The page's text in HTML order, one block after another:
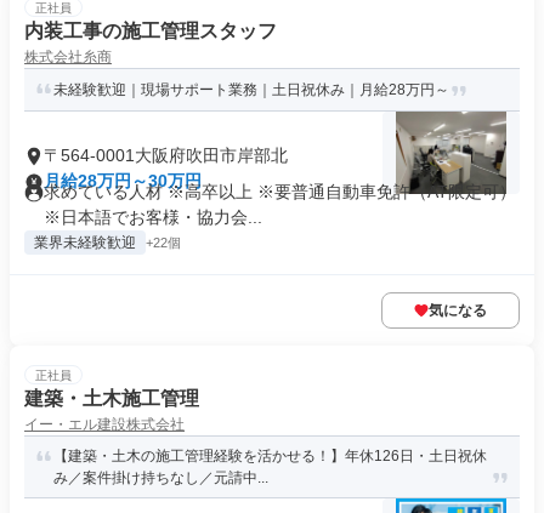
正社員
内装工事の施工管理スタッフ
株式会社糸商
未経験歓迎｜現場サポート業務｜土日祝休み｜月給28万円～
〒564-0001大阪府吹田市岸部北
月給28万円～30万円
求めている人材 ※高卒以上 ※要普通自動車免許（AT限定可）
※日本語でお客様・協力会...
業界未経験歓迎 +22個
気になる
正社員
建築・土木施工管理
イー・エル建設株式会社
【建築・土木の施工管理経験を活かせる！】年休126日・土日祝休
み／案件掛け持ちなし／元請中...